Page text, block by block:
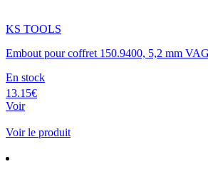
KS TOOLS
Embout pour coffret 150.9400, 5,2 mm
En stock
13.15€
Voir
Voir le produit